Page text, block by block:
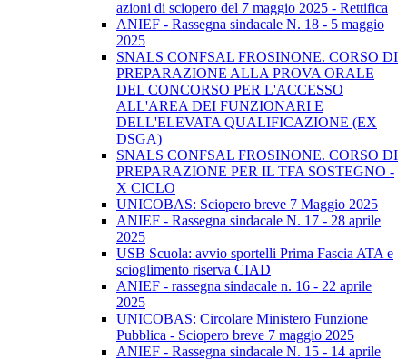
azioni di sciopero del 7 maggio 2025 - Rettifica
ANIEF - Rassegna sindacale N. 18 - 5 maggio
2025
SNALS CONFSAL FROSINONE. CORSO DI
PREPARAZIONE ALLA PROVA ORALE
DEL CONCORSO PER L'ACCESSO
ALL'AREA DEI FUNZIONARI E
DELL'ELEVATA QUALIFICAZIONE (EX
DSGA)
SNALS CONFSAL FROSINONE. CORSO DI
PREPARAZIONE PER IL TFA SOSTEGNO -
X CICLO
UNICOBAS: Sciopero breve 7 Maggio 2025
ANIEF - Rassegna sindacale N. 17 - 28 aprile
2025
USB Scuola: avvio sportelli Prima Fascia ATA e
scioglimento riserva CIAD
ANIEF - rassegna sindacale n. 16 - 22 aprile
2025
UNICOBAS: Circolare Ministero Funzione
Pubblica - Sciopero breve 7 maggio 2025
ANIEF - Rassegna sindacale N. 15 - 14 aprile